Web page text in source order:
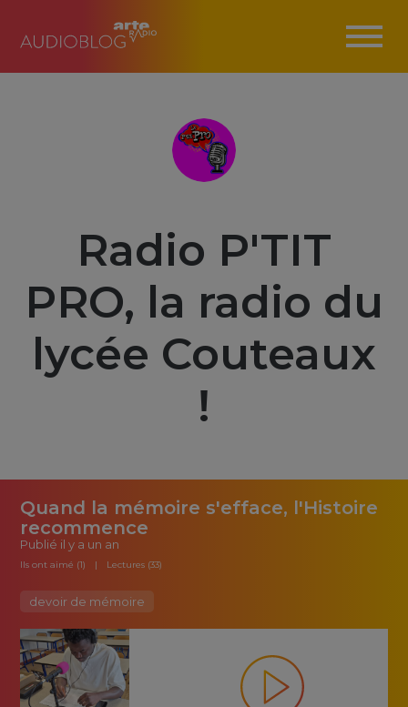
Radio P'TIT
PRO, la radio du
lycée Couteaux
!
Quand la mémoire s'efface, l'Histoire
recommence
Publié il y a un an
Ils ont aimé (1) Lectures (33)
devoir de mémoire